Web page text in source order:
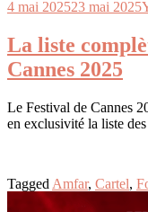
4 mai 202523 mai 2025
La liste
Cannes 2025
Le Festival de Cannes
en exclusivité la liste
Tagged Amfar, Cartel,